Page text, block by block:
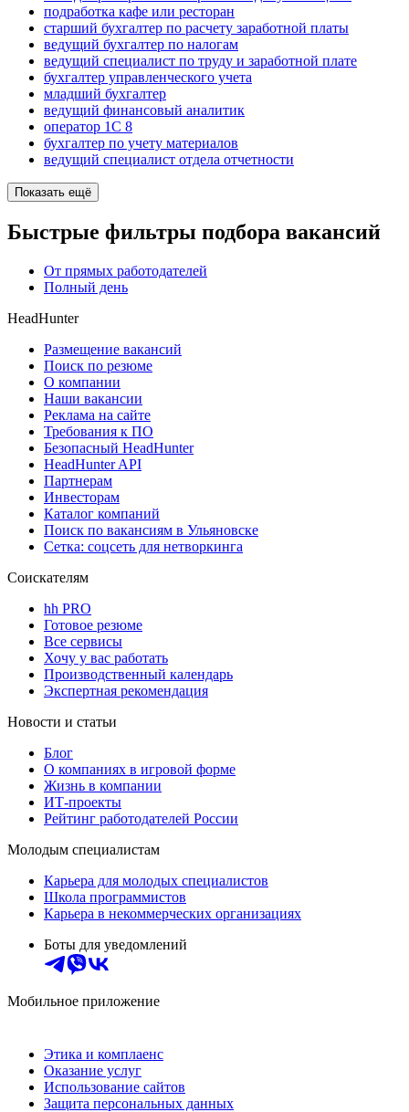
подработка кафе или ресторан
старший бухгалтер по расчету заработной платы
ведущий бухгалтер по налогам
ведущий специалист по труду и заработной плате
бухгалтер управленческого учета
младший бухгалтер
ведущий финансовый аналитик
оператор 1С 8
бухгалтер по учету материалов
ведущий специалист отдела отчетности
Показать ещё
Быстрые фильтры подбора вакансий
От прямых работодателей
Полный день
HeadHunter
Размещение вакансий
Поиск по резюме
О компании
Наши вакансии
Реклама на сайте
Требования к ПО
Безопасный HeadHunter
HeadHunter API
Партнерам
Инвесторам
Каталог компаний
Поиск по вакансиям в Ульяновске
Сетка: соцсеть для нетворкинга
Соискателям
hh PRO
Готовое резюме
Все сервисы
Хочу у вас работать
Производственный календарь
Экспертная рекомендация
Новости и статьи
Блог
О компаниях в игровой форме
Жизнь в компании
ИТ-проекты
Рейтинг работодателей России
Молодым специалистам
Карьера для молодых специалистов
Школа программистов
Карьера в некоммерческих организациях
Боты для уведомлений
Мобильное приложение
Этика и комплаенс
Оказание услуг
Использование сайтов
Защита персональных данных